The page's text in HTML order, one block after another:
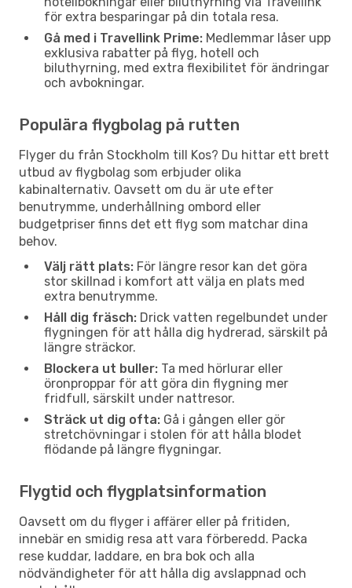
för extra besparingar på din totala resa.
Gå med i Travellink Prime: Medlemmar låser upp
exklusiva rabatter på flyg, hotell och
biluthyrning, med extra flexibilitet för ändringar
och avbokningar.
Populära flygbolag på rutten
Flyger du från Stockholm till Kos? Du hittar ett brett
utbud av flygbolag som erbjuder olika
kabinalternativ. Oavsett om du är ute efter
benutrymme, underhållning ombord eller
budgetpriser finns det ett flyg som matchar dina
behov.
Välj rätt plats: För längre resor kan det göra
stor skillnad i komfort att välja en plats med
extra benutrymme.
Håll dig fräsch: Drick vatten regelbundet under
flygningen för att hålla dig hydrerad, särskilt på
längre sträckor.
Blockera ut buller: Ta med hörlurar eller
öronproppar för att göra din flygning mer
fridfull, särskilt under nattresor.
Sträck ut dig ofta: Gå i gången eller gör
stretchövningar i stolen för att hålla blodet
flödande på längre flygningar.
Flygtid och flygplatsinformation
Oavsett om du flyger i affärer eller på fritiden,
innebär en smidig resa att vara förberedd. Packa
rese kuddar, laddare, en bra bok och alla
nödvändigheter för att hålla dig avslappnad och